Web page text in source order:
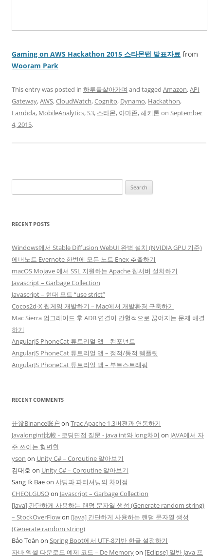
Gaming on AWS Hackathon 2015 스타몬탭 발표자료 from
Wooram Park
This entry was posted in 하루를살아가며 and tagged Amazon,API
Gateway,AWS,CloudWatch,Cognito, Dynamo, Hackathon,
Lambda, MobileAnalytics,S3, 스타몬, 아마존,해커톤 on September
4, 2015.
for:
RECENT POSTS
Windows에서 Stable Diffusion WebUI 완벽 설치 (NVIDIA GPU 기준)
에버노트 Evernote 한번에 모든 노트 Enex 추출하기
macOS Mojave 에서 SSL 지원하는 Apache 웹서버 설치하기
Javascript – Garbage Collection
Javascript – 현대 모드 “use strict”
Cocos2d-X 웹게임 개발하기 – Mac에서 개발환경 구축하기
Mac Sierra 업그레이드 후 ADB 연결이 간헐적으로 끊어지는 문제 해결
하기
AngularJS PhoneCat 튜토리얼 앱 – 컴포넌트
AngularJS PhoneCat 튜토리얼 앱 – 정적/동적 템플릿
AngularJS PhoneCat 튜토리얼 앱 – 부트스트래핑
RECENT COMMENTS
开设Binance账户 on Trac Apache 1.3버젼과 연동하기
Javalongint比較 - 코딩면접 질문 - java int와 long차이 on JAVA에서 자
주 쓰이는 형변환
yson on Unity C# – Coroutine 알아보기
김대호 on Unity C# – Coroutine 알아보기
Sang Ik Baeon 샤딩과 파티셔닝의 차이점
CHEOLGUSOon Javascript – Garbage Collection
[Java] 간단하게 사용하는 랜덤 문자열 생성 (Generate random string)
– StockOverFlowon [Java] 간단하게 사용하는 랜덤 문자열 생성
(Generate random string)
Bảo Toàn on Spring Boot에서 UTF-8기반 한글 설정하기
자바 엑셀 다운로드 예제 코드 – De Memoryon [Eclipse] 일반 Java 프